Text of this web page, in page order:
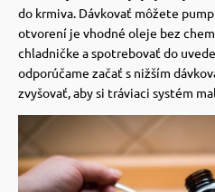
do krmiva. Dávkovať môžete
otvorení je vhodné oleje bez
chladničke a spotrebovať do
odporúčame začať s nižším
zvyšovať, aby si tráviaci systém